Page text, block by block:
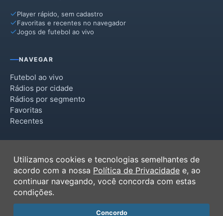
Player rápido, sem cadastro
Favoritas e recentes no navegador
Jogos de futebol ao vivo
NAVEGAR
Futebol ao vivo
Rádios por cidade
Rádios por segmento
Favoritas
Recentes
Termos de Uso
Política de Privacidade
Ferramentas
Contato
Utilizamos cookies e tecnologias semelhantes de
acordo com a nossa Política de Privacidade e, ao
continuar navegando, você concorda com estas
condições.
Concordo